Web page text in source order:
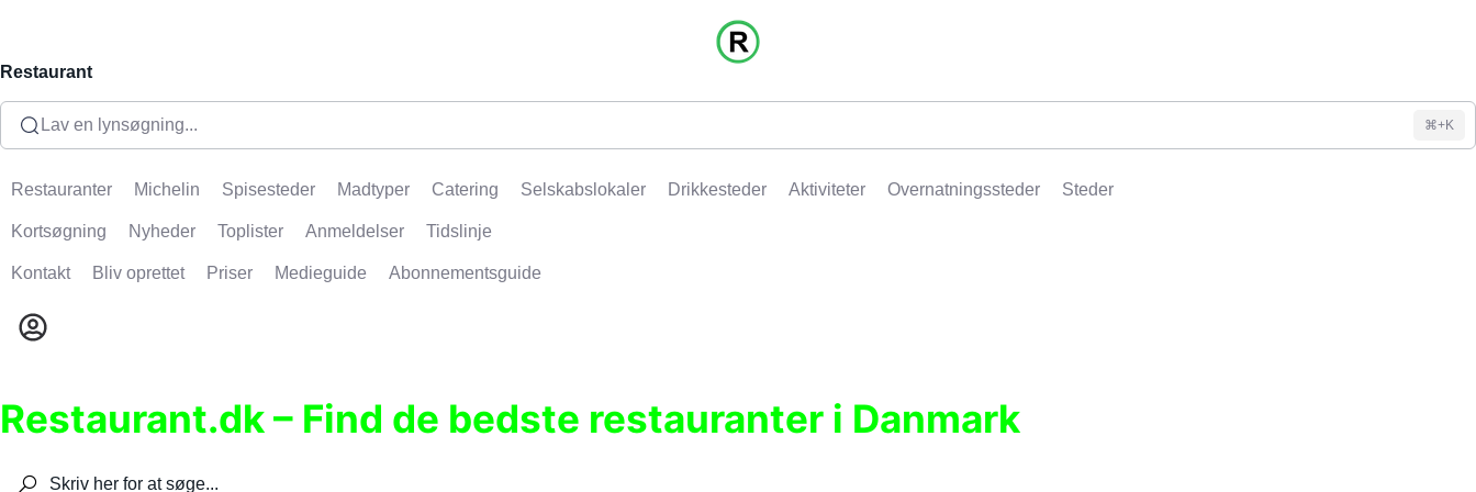
Restaurant
Lav en lynsøgning... ⌘+K
Restauranter Michelin Spisesteder Madtyper Catering Selskabslokaler Drikkesteder Aktiviteter Overnatningssteder Steder
Kortsøgning Nyheder Toplister Anmeldelser Tidslinje
Kontakt Bliv oprettet Priser Medieguide Abonnementsguide
Restaurant.dk – Find de bedste restauranter i Danmark